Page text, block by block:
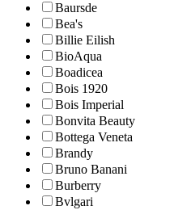
Baursde
Bea's
Billie Eilish
BioAqua
Boadicea
Bois 1920
Bois Imperial
Bonvita Beauty
Bottega Veneta
Brandy
Bruno Banani
Burberry
Bvlgari